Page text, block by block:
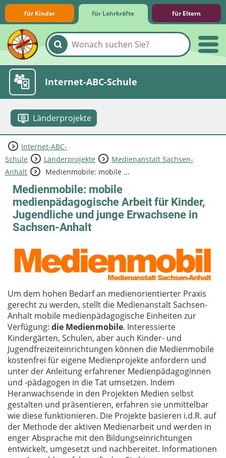
für Kinder für Lehrkräfte für Eltern
Lernmodule
Unterrichts­materialien
Internet-ABC-Schule
Länderprojekte
Praxishilfen
Aktuelles
Internet-ABC-
Schule
Länderprojekte
Medienanstalt Sachsen-
Anhalt
Medienmobile: mobile ...
Medienmobile: mobile
medienpädagogische Arbeit für Kinder,
Jugendliche und junge Erwachsene in
Sachsen-Anhalt
Um dem hohen Bedarf an medienorientierter Praxis
gerecht zu werden, stellt die Medienanstalt Sachsen-
Anhalt mobile medienpädagogische Einheiten zur
Verfügung: die Medienmobile. Interessierte
Kindergärten, Schulen, aber auch Kinder- und
Jugendfreizeiteinrichtungen können die Medienmobile
kostenfrei für eigene Medienprojekte anfordern und
unter der Anleitung erfahrener Medienpädagoginnen
und -pädagogen in die Tat umsetzen. Indem
Heranwachsende in den Projekten Medien selbst
gestalten und präsentieren, erfahren sie unmittelbar
wie diese funktionieren. Die Projekte basieren i.d.R. auf
der Methode der aktiven Medienarbeit und werden in
enger Absprache mit den Bildungseinrichtungen
entwickelt, umgesetzt und nachbereitet. Informationen